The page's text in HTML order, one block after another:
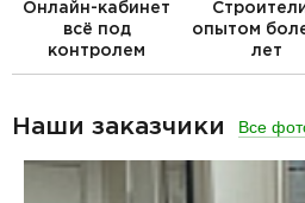
Онлайн-кабинет
всё под
контролем
опытом
лет
Наши заказчики Все